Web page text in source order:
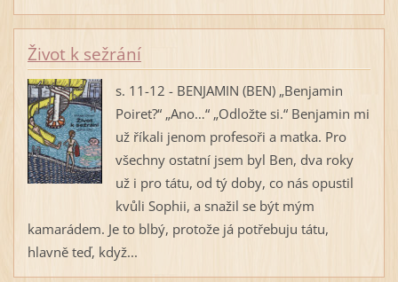
Život k sežrání
s. 11-12 - BENJAMIN (BEN) „Benjamin
Poiret?“ „Ano…“ „Odložte si.“ Benjamin mi
už říkali jenom profesoři a matka. Pro
všechny ostatní jsem byl Ben, dva roky
už i pro tátu, od tý doby, co nás opustil
kvůli Sophii, a snažil se být mým
kamarádem. Je to blbý, protože já potřebuju tátu,
hlavně teď, když...